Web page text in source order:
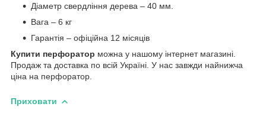
Діаметр свердління дерева – 40 мм.
Вага – 6 кг
Гарантія – офіційна 12 місяців
Купити перфоратор можна у нашому інтернет магазині.
Продаж та доставка по всій Україні. У нас завжди найнижча
ціна на перфоратор.
Приховати